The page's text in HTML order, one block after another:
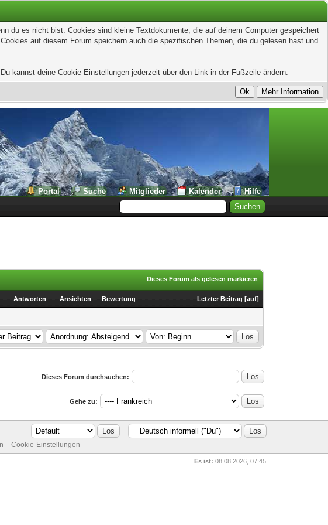
du es nicht bist. Cookies sind kleine Textdokumente, die auf deinem Computer gespeichert
auf diesem Forum speichern auch die spezifischen Themen, die du gelesen hast und
kannst deine Cookie-Einstellungen jederzeit über den Link in der Fußzeile ändern.
Portal Suche Mitglieder Kalender
Hilfe
Dieses Forum als gelesen markieren
Antworten Ansichten Bewertung Letzter Beitrag [auf]
Dieses Forum durchsuchen:
Gehe zu:
Cookie-Einstellungen
Es ist: 08.08.2026, 07:45